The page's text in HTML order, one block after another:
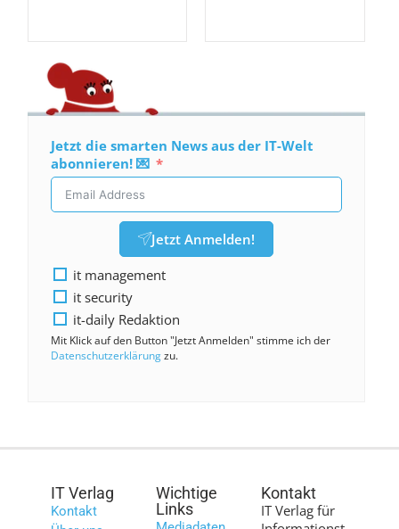
Jetzt die smarten News aus der IT-Welt
abonnieren! 💌
Jetzt Anmelden!
it management
it security
it-daily Redaktion
Mit Klick auf den Button "Jetzt Anmelden" stimme ich der
Datenschutzerklärungzu.
IT Verlag
Kontakt
Wichtige
Links
Kontakt
IT Verlag für